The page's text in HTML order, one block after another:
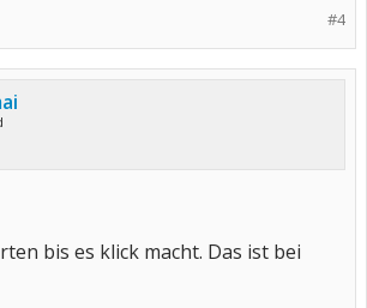
#4
bis es klick macht. Das ist bei